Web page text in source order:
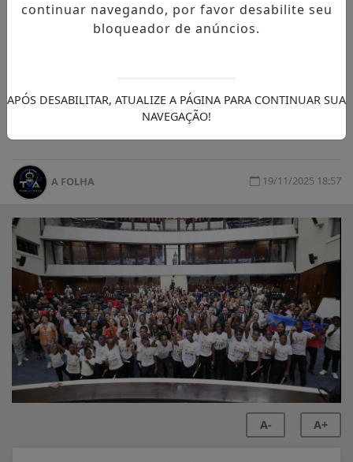
NOTÍCIAS GERAL
Assembleia lança guia de
migrantes e refugiados
A FOLHA 19/11/2025 18:57
A- A+
continuar navegando, por favor desabilite seu
bloqueador de anúncios.
APÓS DESABILITAR, ATUALIZE A PÁGINA PARA CONTINUAR SUA
NAVEGAÇÃO!